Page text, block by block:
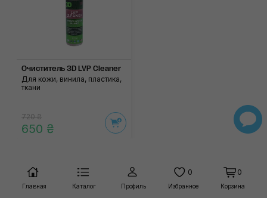
Очиститель 3D LVP Cleaner
Для кожи, винила, пластика,
ткани
720 ₴
650 ₴
Главная Каталог Профиль
0
Избранное
0
Корзина